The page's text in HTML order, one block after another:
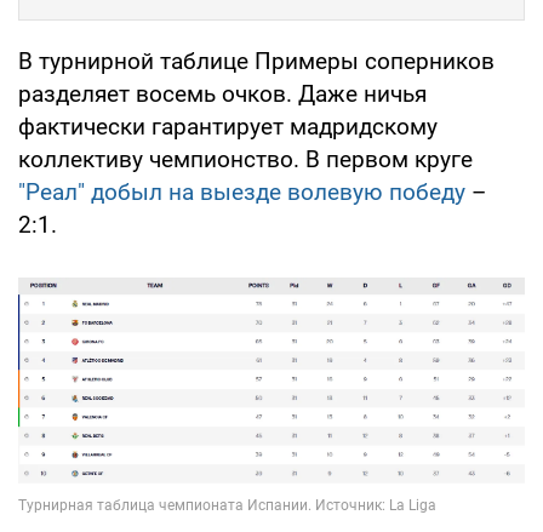
В турнирной таблице Примеры соперников
разделяет восемь очков. Даже ничья
фактически гарантирует мадридскому
коллективу чемпионство. В первом круге
"Реал" добыл на выезде волевую победу –
2:1.